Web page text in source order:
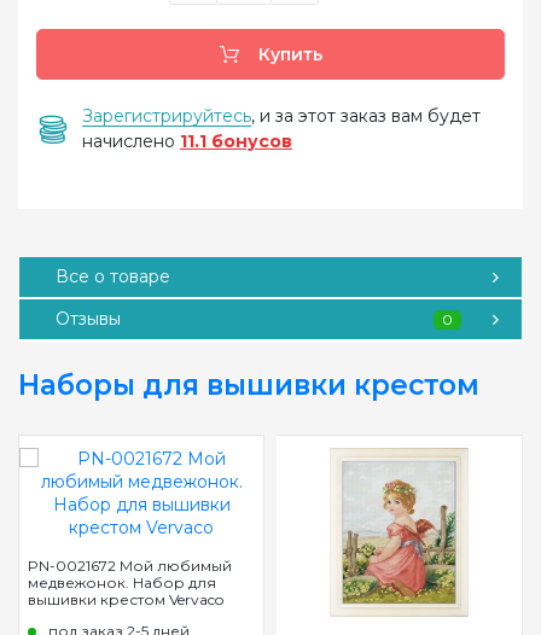
Купить
Зарегистрируйтесь, и за этот заказ вам будет
начислено 11.1 бонусов
Все о товаре
Отзывы
0
Наборы для вышивки крестом
PN-0021672 Мой любимый
медвежонок. Набор для
вышивки крестом Vervaco
под заказ 2-5 дней